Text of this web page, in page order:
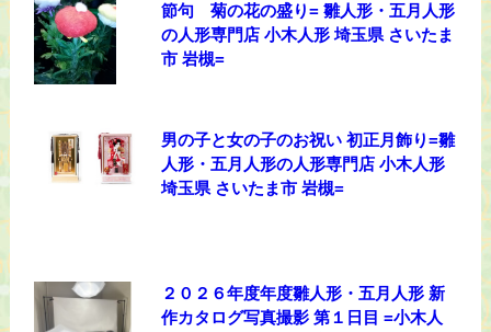
節句 菊の花の盛り= 雛人形・五月人形
の人形専門店 小木人形 埼玉県 さいたま
市 岩槻=
男の子と女の子のお祝い 初正月飾り=雛
人形・五月人形の人形専門店 小木人形
埼玉県 さいたま市 岩槻=
２０２６年度年度雛人形・五月人形 新
作カタログ写真撮影 第１日目 =小木人